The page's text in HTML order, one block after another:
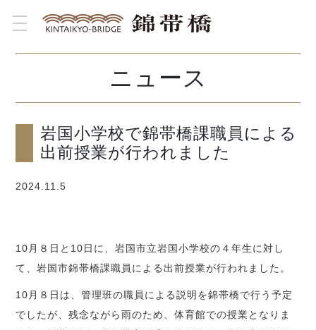
toggle navigation
ニュース
岩国小学校で錦帯橋課職員による
出前授業が行われました
2024.11.5
10月８日と10日に、岩国市立岩国小学校の４年生に対し
て、岩国市錦帯橋課職員による出前授業が行われました。
10月８日は、管理班の職員による説明を錦帯橋で行う予定
でしたが、残念ながら雨のため、体育館での授業となりま